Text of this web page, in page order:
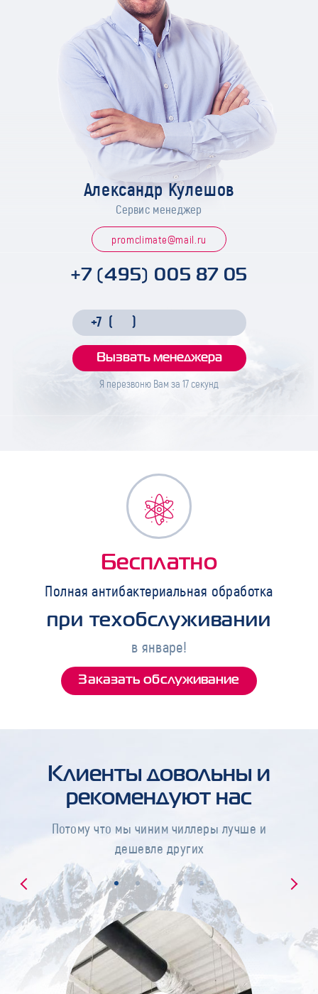
Александр Кулешов
Сервис менеджер
promclimate@mail.ru
+7 (495) 005 87 05
Я перезвоню Вам за 17секунд
Бесплатно
Полная антибактериальная обработка
при техобслуживании
в январе!
Заказать обслуживание
Клиенты довольны и
рекомендуют нас
Потому что мы чиним чиллеры лучше и
дешевле других